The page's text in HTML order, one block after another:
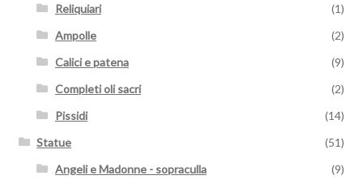
Reliquiari
(1)
Ampolle
(2)
Calici e patena
(9)
Completi oli sacri
(2)
Pissidi
(14)
Statue
(51)
Angeli e Madonne - sopraculla
(9)